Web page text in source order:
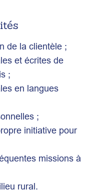
de la clientèle ;
et écrites de
;
en langues
;
initiative pour
missions à
rural.